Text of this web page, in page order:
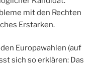
mit den Rechten
Erstarken.
Europawahlen (auf
sich so erklären: Das